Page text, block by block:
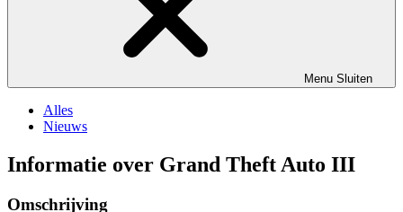
Menu Sluiten
Alles
Nieuws
Informatie over Grand Theft Auto III
Omschrijving